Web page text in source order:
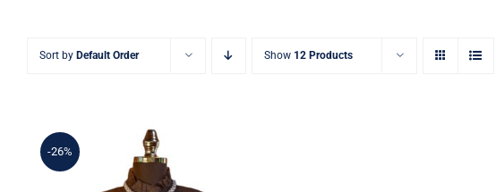
Sort by Default Order Show 12 Products
-26%